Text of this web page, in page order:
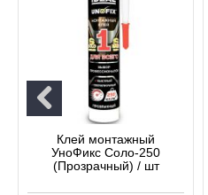
Клей монтажный
УноФикс Соло-250
(Прозрачный) / шт